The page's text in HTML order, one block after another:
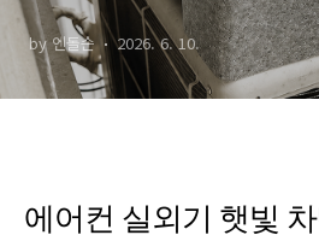
by 엔돌슨 2026. 6. 10.
에어컨 실외기 햇빛